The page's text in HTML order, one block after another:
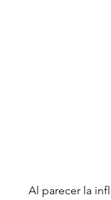
Al parecer la